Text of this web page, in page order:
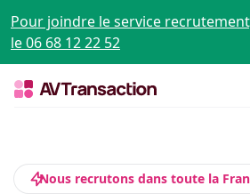
Pour joindre le service
le 06 68 12 22 52
Nous recrutons dans toute la